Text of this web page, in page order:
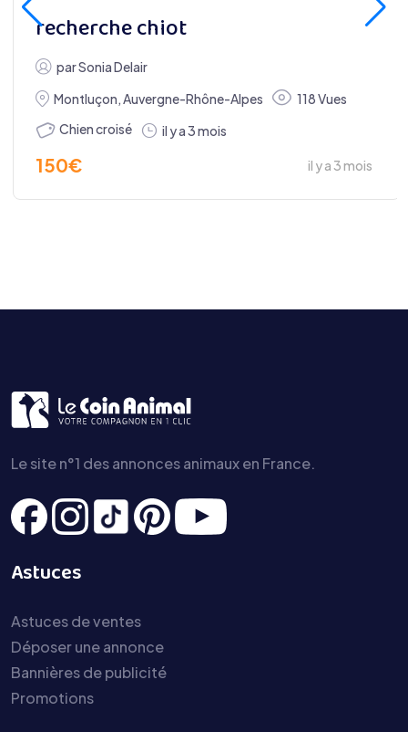
recherche chiot
parSonia Delair
Montluçon,Auvergne-Rhône-Alpes
118 Vues
Chien croisé
il y a 3 mois
150€ il y a 3 mois
Le site n°1 des annonces animaux en France.
Astuces
Astuces de ventes
Déposer une annonce
Bannières de publicité
Promotions